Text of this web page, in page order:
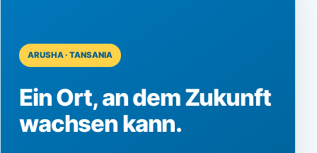
ARUSHA · TANSANIA
Ein Ort, an dem Zukunft
wachsen kann.